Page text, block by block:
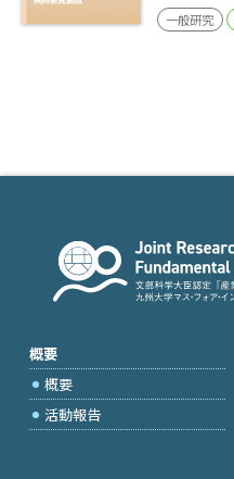
一般研究
概要
概要
活動報告